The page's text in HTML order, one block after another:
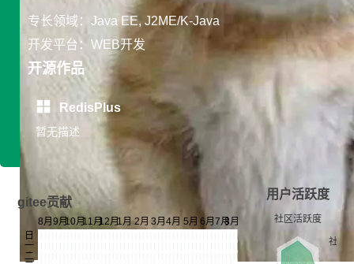
专长领域：Java EE, J2ME/K-Java
开发平台：WEB开发
开源作品
RedisPlus
暂无描述
gitee贡献
用户活跃度